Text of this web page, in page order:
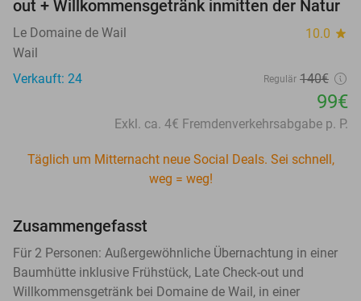
out + Willkommensgetränk inmitten der Natur
Le Domaine de Wail 10.0 star
Wail
Verkauft: 24
Regulär 140€
99€
Exkl. ca. 4€ Fremdenverkehrsabgabe p. P.
Täglich um Mitternacht neue Social Deals. Sei schnell,
weg = weg!
Zusammengefasst
Für 2 Personen: Außergewöhnliche Übernachtung in einer
Baumhütte inklusive Frühstück, Late Check-out und
Willkommensgetränk bei Domaine de Wail, in einer